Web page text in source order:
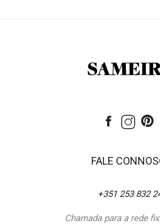
FALE
+351 253 832
Chamada para a rede